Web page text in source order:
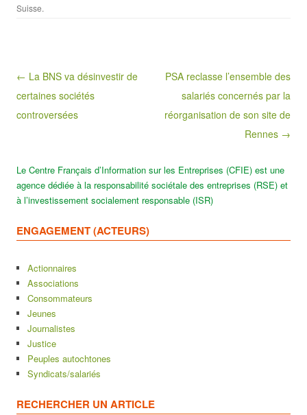
Suisse.
Post navigation
← La BNS va désinvestir de
certaines sociétés
controversées
PSA reclasse l’ensemble des
salariés concernés par la
réorganisation de son site de
Rennes →
Le Centre Français d’Information sur les Entreprises (CFIE) est une
agence dédiée à la responsabilité sociétale des entreprises (RSE) et
à l’investissement socialement responsable (ISR)
ENGAGEMENT (ACTEURS)
Actionnaires
Associations
Consommateurs
Jeunes
Journalistes
Justice
Peuples autochtones
Syndicats/salariés
RECHERCHER UN ARTICLE